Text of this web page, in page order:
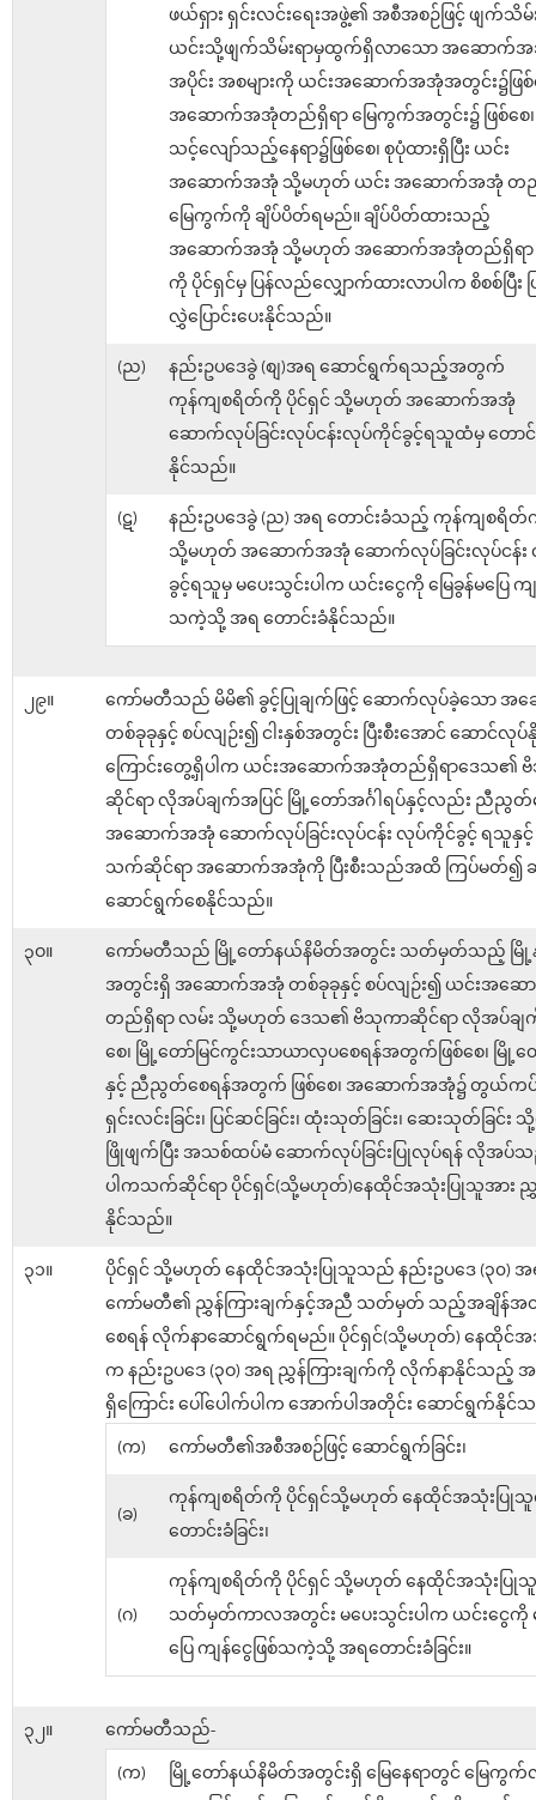
ဖယ်ရှား ရှင်းလင်းရေးအဖွဲ့၏ အစီအစဉ်ဖြင့် ဖျက်သိမ်
ယင်းသို့ဖျက်သိမ်းရာမှထွက်ရှိလာသော အဆောက်
အပိုင်း အစများကို ယင်းအဆောက်အအုံအတွင်း၌ဖြစ်
အဆောက်အအုံတည်ရှိရာ မြေကွက်အတွင်း၌ ဖြစ်စေ၊
သင့်လျော်သည့်နေရာ၌ဖြစ်စေ၊ စုပုံထားရှိပြီး ယင်း
အဆောက်အအုံ သို့မဟုတ် ယင်း အဆောက်အအုံ တ
မြေကွက်ကို ချိပ်ပိတ်ရမည်။ ချိပ်ပိတ်ထားသည့်
အဆောက်အအုံ သို့မဟုတ် အဆောက်အအုံတည်ရှိရာ
ကို ပိုင်ရှင်မှ ပြန်လည်လျှောက်ထားလာပါက စိစစ်ပြီး
လွှဲပြောင်းပေးနိုင်သည်။
(ည)
နည်းဥပဒေခွဲ (စျ)အရ ဆောင်ရွက်ရသည့်အတွက်
ကုန်ကျစရိတ်ကို ပိုင်ရှင် သို့မဟုတ် အဆောက်အအုံ
ဆောက်လုပ်ခြင်းလုပ်ငန်းလုပ်ကိုင်ခွင့်ရသူထံမှ တောင်
နိုင်သည်။
(ဋ)
နည်းဥပဒေခွဲ (ည) အရ တောင်းခံသည့် ကုန်ကျစရိတ်
သို့မဟုတ် အဆောက်အအုံ ဆောက်လုပ်ခြင်းလုပ်ငန်း
ခွင့်ရသူမှ မပေးသွင်းပါက ယင်းငွေကို မြေခွန်မပြေ ကျ
သကဲ့သို့ အရ တောင်းခံနိုင်သည်။
၂၉။
ကော်မတီသည် မိမိ၏ ခွင့်ပြုချက်ဖြင့် ဆောက်လုပ်ခဲ့သော
တစ်ခုခုနှင့် စပ်လျဉ်း၍ ငါးနှစ်အတွင်း ပြီးစီးအောင် ဆောင်လုပ်နို
ကြောင်းတွေ့ရှိပါက ယင်းအဆောက်အအုံတည်ရှိရာဒေသ၏
ဆိုင်ရာ လိုအပ်ချက်အပြင် မြို့တော်အင်္ဂါရပ်နှင့်လည်း ညီညွတ်
အဆောက်အအုံ ဆောက်လုပ်ခြင်းလုပ်ငန်း လုပ်ကိုင်ခွင့် ရသူနှင့်
သက်ဆိုင်ရာ အဆောက်အအုံကို ပြီးစီးသည်အထိ ကြပ်မတ်
ဆောင်ရွက်စေနိုင်သည်။
၃ဝ။
ကော်မတီသည် မြို့တော်နယ်နိမိတ်အတွင်း သတ်မှတ်သည့် မြို့န
အတွင်းရှိ အဆောက်အအုံ တစ်ခုခုနှင့် စပ်လျဉ်း၍ ယင်းအဆ
တည်ရှိရာ လမ်း သို့မဟုတ် ဒေသ၏ ဗိသုကာဆိုင်ရာ လိုအပ်ချ
စေ၊ မြို့တော်မြင်ကွင်းသာယာလှပစေရန်အတွက်ဖြစ်စေ၊ မြို့တ
နှင့် ညီညွတ်စေရန်အတွက် ဖြစ်စေ၊ အဆောက်အအုံ၌ တွယ်က
ရှင်းလင်းခြင်း၊ ပြင်ဆင်ခြင်း၊ ထုံးသုတ်ခြင်း၊ ဆေးသုတ်ခြင်
ဖြိုဖျက်ပြီး အသစ်ထပ်မံ ဆောက်လုပ်ခြင်းပြုလုပ်ရန် လိုအ
ပါကသက်ဆိုင်ရာ ပိုင်ရှင်(သို့မဟုတ်)နေထိုင်အသုံးပြုသူအား ညွှ
နိုင်သည်။
၃၁။
ပိုင်ရှင် သို့မဟုတ် နေထိုင်အသုံးပြုသူသည် နည်းဥပဒေ (၃၀) အ
ကော်မတီ၏ ညွှန်ကြားချက်နှင့်အညီ သတ်မှတ် သည့်အချိန်အတွင်
စေရန် လိုက်နာဆောင်ရွက်ရမည်။ ပိုင်ရှင်(သို့မဟုတ်) နေထိုင်
က နည်းဥပဒေ (၃ဝ) အရ ညွှန်ကြားချက်ကို လိုက်နာနိုင်သည့် အ
ရှိကြောင်း ပေါ်ပေါက်ပါက အောက်ပါအတိုင်း ဆောင်ရွက်နိုင်
(က) ကော်မတီ၏အစီအစဉ်ဖြင့် ဆောင်ရွက်ခြင်း၊
(ခ)
ကုန်ကျစရိတ်ကို ပိုင်ရှင်သို့မဟုတ် နေထိုင်အသုံးပြု
တောင်းခံခြင်း၊
(ဂ)
ကုန်ကျစရိတ်ကို ပိုင်ရှင် သို့မဟုတ် နေထိုင်အသုံးပြု
သတ်မှတ်ကာလအတွင်း မပေးသွင်းပါက ယင်းငွေကို မ
ပြေ ကျန်ငွေဖြစ်သကဲ့သို့ အရတောင်းခံခြင်း။
၃၂။ ကော်မတီသည်-
(က)
မြို့တော်နယ်နိမိတ်အတွင်းရှိ မြေနေရာတွင် မြေကွက်